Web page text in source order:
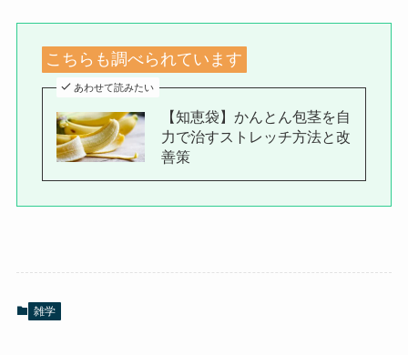
こちらも調べられています
あわせて読みたい
【知恵袋】かんとん包茎を自
力で治すストレッチ方法と改
善策
雑学